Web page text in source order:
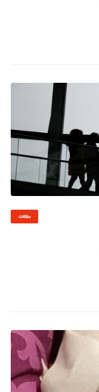
مقالات